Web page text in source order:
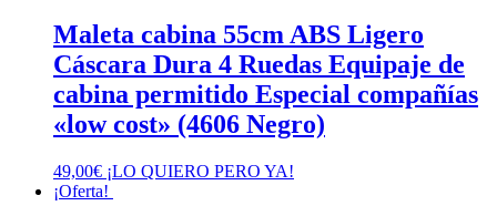
Maleta cabina 55cm ABS Ligero
Cáscara Dura 4 Ruedas Equipaje de
cabina permitido Especial compañías
«low cost» (4606 Negro)
49,00€ ¡LO QUIERO PERO YA!
¡Oferta!